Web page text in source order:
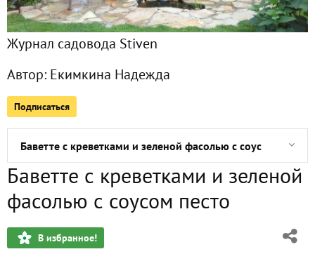
Журнал садовода Stiven
Автор: Екимкина Надежда
Подписаться
Письмецо-посылочка получена, спасибо Тане!
Поднимаем настроение - отправляемся в торговый
Вот радость! Моя площадка под мангал, казан, тандыр
Страшно вкусный комплексный обед в традициях
Баветте с креветками и зеленой фасолью с соусом песто
Приз получен - набор кухонных инструментов Nest Plus
Осень золотая! Почему в нашем дворе только желтые
Площадка из бетонного полотна под чашу для
Баветте с креветками и зеленой
фасолью с соусом песто
В избранное!